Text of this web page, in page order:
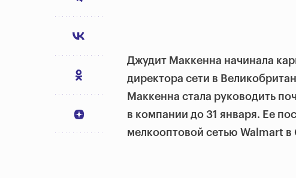
Джудит Маккенна начинала
директора сети в
Маккенна стала руководить
в компании до 31 января. Ее
мелкооптовой сетью Walmart